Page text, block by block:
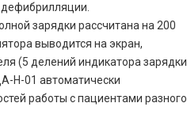
зарядки рассчитана на 200
выводится на экран,
(5 делений индикатора
Н-01 автоматически
работы с пациентами разного